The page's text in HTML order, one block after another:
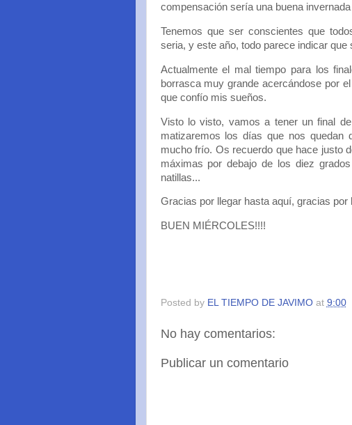
compensación sería una buena
Tenemos que ser conscientes que
seria, y este año, todo parece indicar
Actualmente el mal tiempo para los
borrasca muy grande acercándose por
que confío mis sueños.
Visto lo visto, vamos a tener un final
matizaremos los días que nos
mucho frío. Os recuerdo que hace justo
máximas por debajo de los diez
natillas...
Gracias por llegar hasta aquí, gracias
BUEN MIÉRCOLES!!!!
Posted by EL TIEMPO DE JAVIMO at 9:00
No hay comentarios:
Publicar un comentario